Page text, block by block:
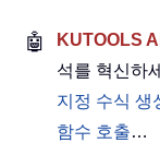
🤖 KUTOOLS
석를 혁신하
지정 수식 생
함수 호출…